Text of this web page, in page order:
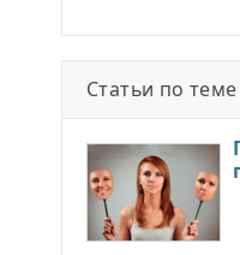
Статьи по теме